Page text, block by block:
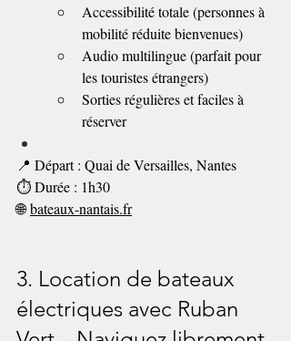
Accessibilité totale (personnes à
mobilité réduite bienvenues)
Audio multilingue (parfait pour
les touristes étrangers)
Sorties régulières et faciles à
réserver
📍 Départ : Quai de Versailles, Nantes
⏱️ Durée : 1h30
🌐 bateaux-nantais.fr
3. Location de bateaux
électriques avec Ruban